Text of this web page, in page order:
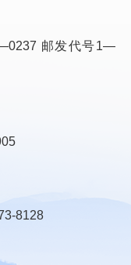
邮发代号1—
8128